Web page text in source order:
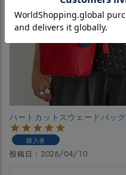
ハートカットスウェードバッグ
購入者
投稿日 2026/04/10